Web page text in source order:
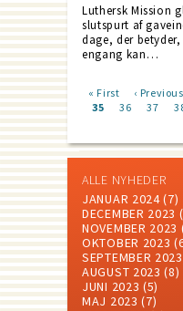
Luthersk Mission
slutspurt af
dage, der
engang kan…
Pagination
First
page
« First
Previous
page
‹ Previous
Current
35 Page
36 Page
37
ALLE NYHEDER
JANUAR 2024(7)
DECEMBER 2023
NOVEMBER 2023
OKTOBER 2023
SEPTEMBER 2023
AUGUST 2023 (8)
JUNI 2023 (5)
MAJ 2023 (7)